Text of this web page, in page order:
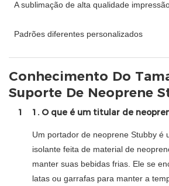
Padrões diferentes personalizados
Conhecimento Do
Suporte De Neoprene
1 1. O que é um titular de
Um portador de neoprene Stubby é
isolante feita de material de
manter suas bebidas frias. Ele se
latas ou garrafas para manter a